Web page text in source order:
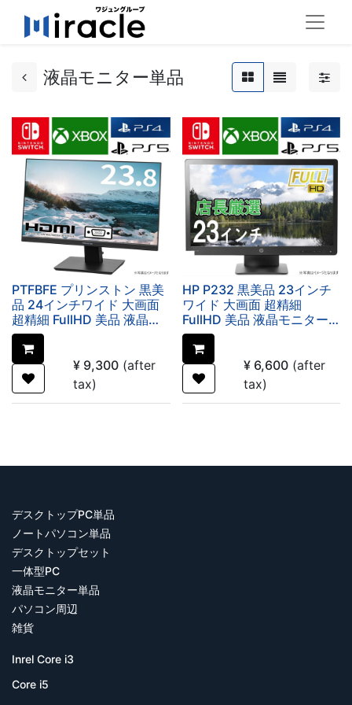
液晶モニター単品
PTFBFE プリンストン 黒美
品 24インチワイド 大画面
超精細 FullHD 美品 液晶モ
ニター ディスプレイモニタ
ー HDMI/VGA等対応 中古液
晶モニター 中古ディスプレ
イ
¥ 9,300 (after
tax)
HP P232 黒美品 23インチ
ワイド 大画面 超精細
FullHD 美品 液晶モニター
ディスプレイモニター
（VGA+Displayポート）中
古液晶モニター 中古ディス
プレイ
¥ 6,600 (after
tax)
デスクトップPC単品
ノートパソコン単品
デスクトップセット
一体型PC
液晶モニター単品
パソコン周辺
雑貨
Inrel Core i3
Core i5